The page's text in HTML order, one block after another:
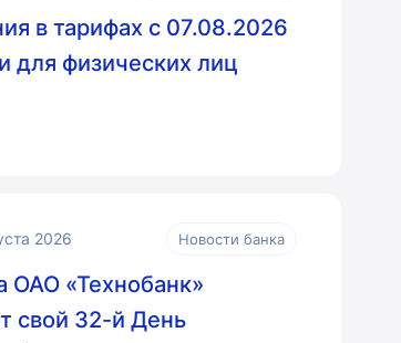
в тарифах с 07.08.2026
для физических лиц
2026 Новости банка
ОАО «Технобанк»
свой 32-й День